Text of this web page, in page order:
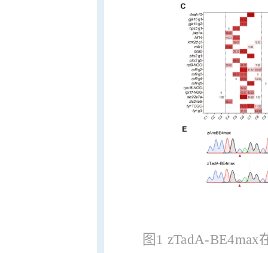
图1 zTadA-